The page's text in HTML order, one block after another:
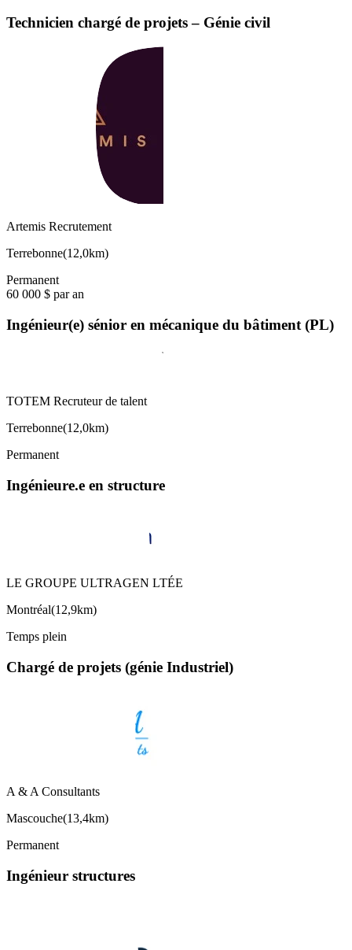
Technicien chargé de projets – Génie civil
Artemis Recrutement
Terrebonne(12,0km)
Permanent
60 000 $ par an
Ingénieur(e) sénior en mécanique du bâtiment (PL)
TOTEM Recruteur de talent
Terrebonne(12,0km)
Permanent
Ingénieure.e en structure
LE GROUPE ULTRAGEN LTÉE
Montréal(12,9km)
Temps plein
Chargé de projets (génie Industriel)
A & A Consultants
Mascouche(13,4km)
Permanent
Ingénieur structures